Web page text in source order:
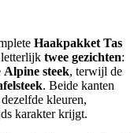
Haakpakket Tas
letterlijk twee gezichten:
Alpine steek, terwijl de
. Beide kanten
kleuren,
karakter krijgt.